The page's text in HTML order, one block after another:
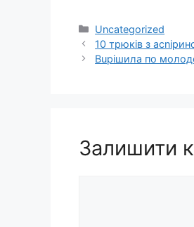
Категорії
Uncategorized
10 трюків з
Вuрішила по
Залишити